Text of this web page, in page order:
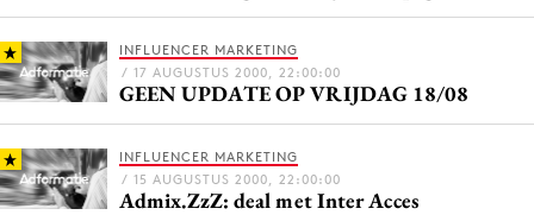
Bureaus
Campagnes
Carriere
Contentmarketing
Craft
Customer Experience
INFLUENCER MARKETING
/ 17 AUGUSTUS 2000, 22:00:00
GEEN UPDATE OP VRIJDAG 18/08
INFLUENCER MARKETING
/ 15 AUGUSTUS 2000, 22:00:00
Admix.ZzZ: deal met Inter Acces